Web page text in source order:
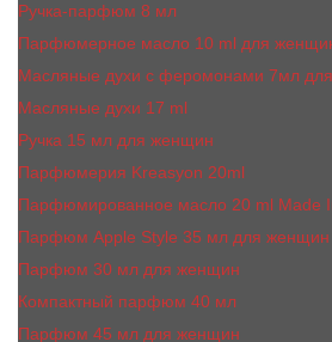
Ручка-парфюм 8 мл
Парфюмерное масло 10 ml для
Масляные духи c феромонами 7мл
Масляные духи 17 ml
Ручка 15 мл для женщин
Парфюмерия Kreasyon 20ml
Парфюмированное масло 20 ml Made
Парфюм Apple Style 35 мл для женщин
Парфюм 30 мл для женщин
Компактный парфюм 40 мл
Парфюм 45 мл для женщин